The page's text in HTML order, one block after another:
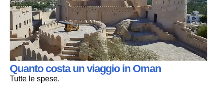
Quanto costa un viaggio in Oman
Tutte le spese.